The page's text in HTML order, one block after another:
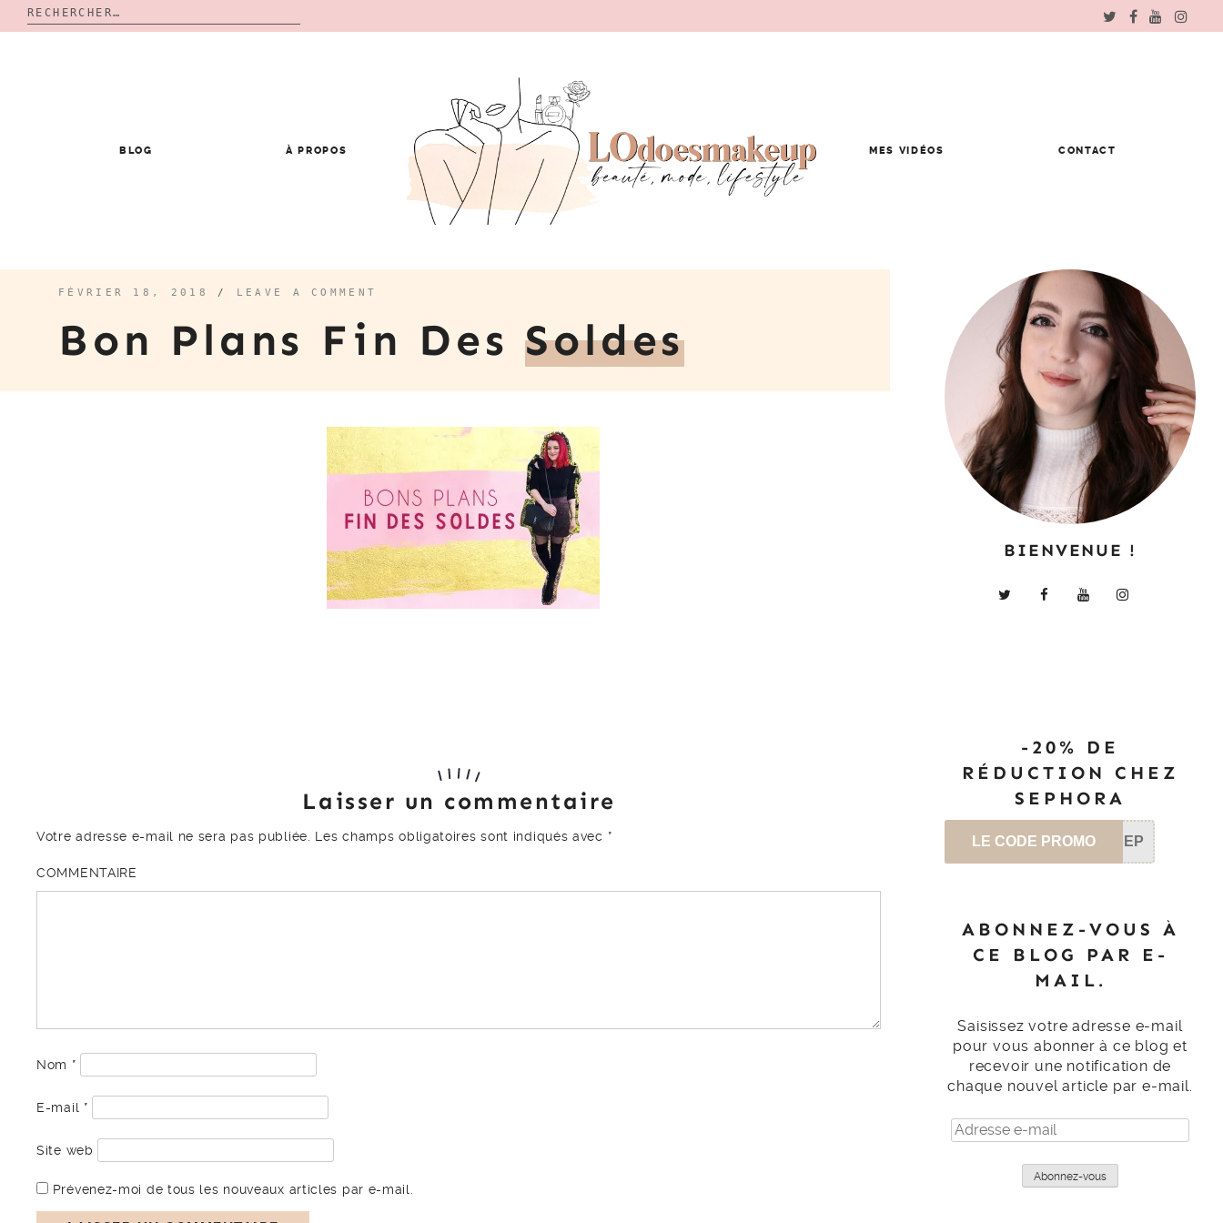
Rechercher :
BLOG À PROPOS MES VIDÉOS CONTACT
FÉVRIER 18, 2018 / LEAVE A COMMENT
Bon Plans Fin DesSoldes
Laisser un commentaire
Votre adresse e-mail ne sera pas publiée. Les champs obligatoires sont indiqués avec *
COMMENTAIRE
Nom *
E-mail *
Site web
Prévenez-moi de tous les nouveaux articles par e-mail.
BIENVENUE !
-20% DE
RÉDUCTION CHEZ
SEPHORA
LE CODE PROMO SEP
ABONNEZ-VOUS À
CE BLOG PAR E-
MAIL.
Saisissez votre adresse e-mail
pour vous abonner à ce blog et
recevoir une notification de
chaque nouvel article par e-mail.
Adresse
e-
Abonnez-vous